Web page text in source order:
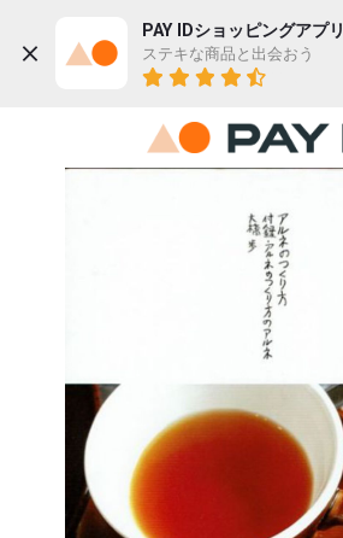
PAY IDショッピングアプリ
ステキな商品と出会おう